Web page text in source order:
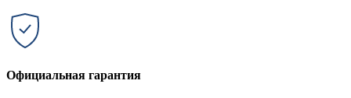
Официальная гарантия